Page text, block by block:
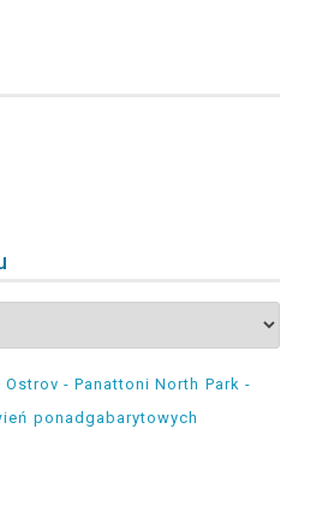
- Panattoni North Park -
ponadgabarytowych